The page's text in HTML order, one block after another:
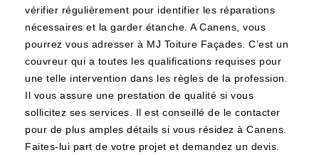
vérifier régulièrement pour identifier les réparations
nécessaires et la garder étanche. A Canens, vous
pourrez vous adresser à MJ Toiture Façades. C’est un
couvreur qui a toutes les qualifications requises pour
une telle intervention dans les règles de la profession.
Il vous assure une prestation de qualité si vous
sollicitez ses services. Il est conseillé de le contacter
pour de plus amples détails si vous résidez à Canens.
Faites-lui part de votre projet et demandez un devis.